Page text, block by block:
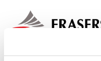
媒体中心